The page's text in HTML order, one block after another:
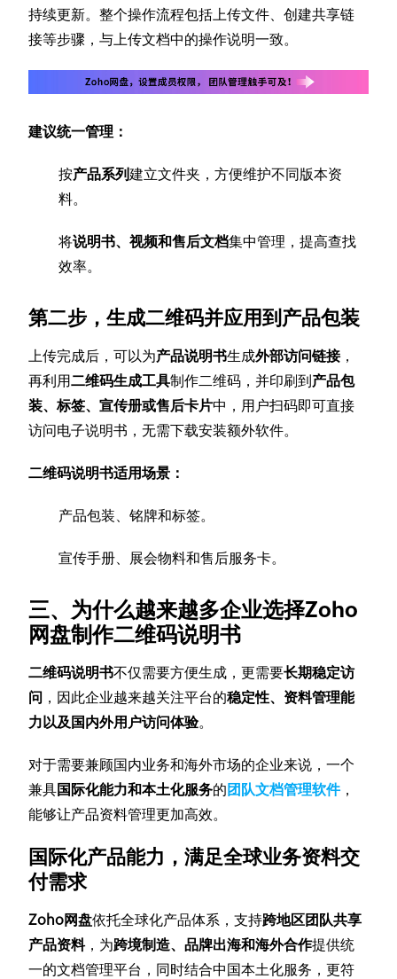
持续更新。整个操作流程包括上传文件、创建共享链
接等步骤，与上传文档中的操作说明一致。
建议统一管理：
按产品系列建立文件夹，方便维护不同版本资
料。
将说明书、视频和售后文档集中管理，提高查找
效率。
第二步，生成二维码并应用到产品包装
上传完成后，可以为产品说明书生成外部访问链接，
再利用二维码生成工具制作二维码，并印刷到产品包
装、标签、宣传册或售后卡片中，用户扫码即可直接
访问电子说明书，无需下载安装额外软件。
二维码说明书适用场景：
产品包装、铭牌和标签。
宣传手册、展会物料和售后服务卡。
三、为什么越来越多企业选择Zoho
网盘制作二维码说明书
二维码说明书不仅需要方便生成，更需要长期稳定访
问 ，因此企业越来越关注平台的稳定性、资料管理能
力以及国内外用户访问体验。
对于需要兼顾国内业务和海外市场的企业来说，一个
兼具国际化能力和本土化服务的 团队文档管理软件，
能够让产品资料管理更加高效。
国际化产品能力，满足全球业务资料交
付需求
Zoho网盘依托全球化产品体系，支持跨地区团队共享
产品资料，为跨境制造、品牌出海和海外合作提供统
一的文档管理平台，同时结合中国本土化服务，更符